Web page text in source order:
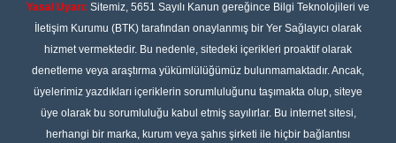
Yasal Uyarı: Sitemiz, 5651 Sayılı Kanun gereğince Bilgi Teknolojileri ve
İletişim Kurumu (BTK) tarafından onaylanmış bir Yer Sağlayıcı olarak
hizmet vermektedir. Bu nedenle, sitedeki içerikleri proaktif olarak
denetleme veya araştırma yükümlülüğümüz bulunmamaktadır. Ancak,
üyelerimiz yazdıkları içeriklerin sorumluluğunu taşımakta olup, siteye
üye olarak bu sorumluluğu kabul etmiş sayılırlar. Bu internet sitesi,
herhangi bir marka, kurum veya şahıs şirketi ile hiçbir bağlantısı